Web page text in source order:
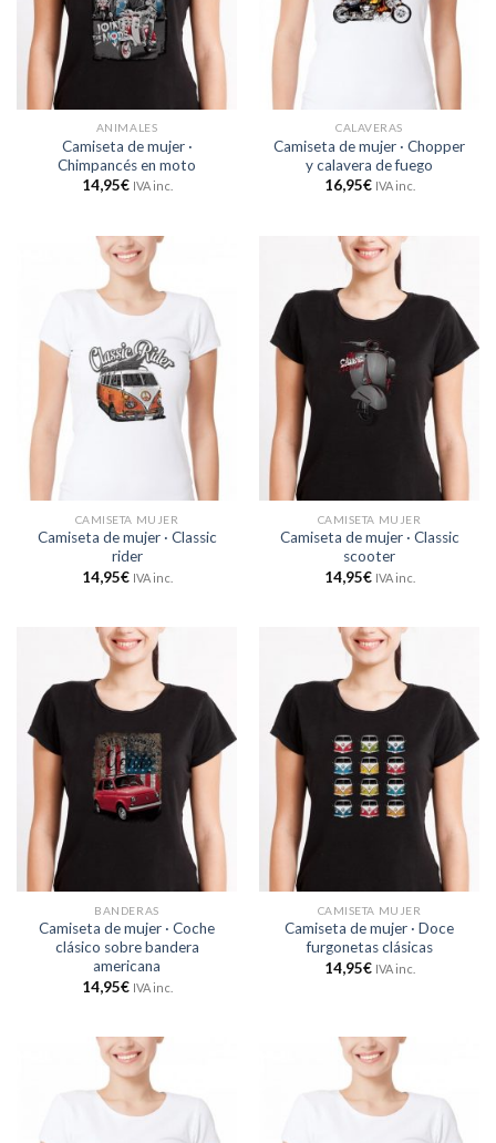
ANIMALES
Camiseta de mujer ·
Chimpancés en moto
14,95€ IVA inc.
CALAVERAS
Camiseta de mujer · Chopper
y calavera de fuego
16,95€ IVA inc.
CAMISETA MUJER
Camiseta de mujer · Classic
rider
14,95€ IVA inc.
CAMISETA MUJER
Camiseta de mujer · Classic
scooter
14,95€ IVA inc.
BANDERAS
Camiseta de mujer · Coche
clásico sobre bandera
americana
14,95€ IVA inc.
CAMISETA MUJER
Camiseta de mujer · Doce
furgonetas clásicas
14,95€ IVA inc.